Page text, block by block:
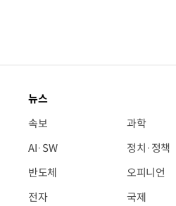
뉴스
속보
AI·SW
반도체
전자
과학
정치·정책
오피니언
국제